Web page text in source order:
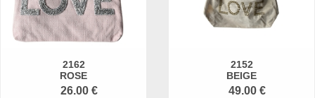
2162
ROSE
26.00 €
2152
BEIGE
49.00 €